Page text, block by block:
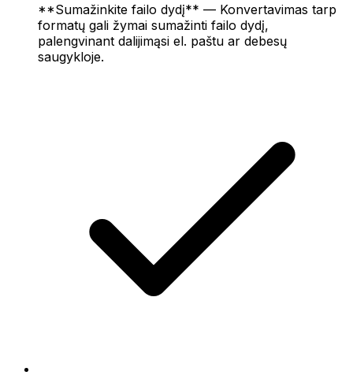
**Sumažinkite failo dydį** — Konvertavimas tarp
formatų gali žymai sumažinti failo dydį,
palengvinant dalijimąsi el. paštu ar debesų
saugykloje.